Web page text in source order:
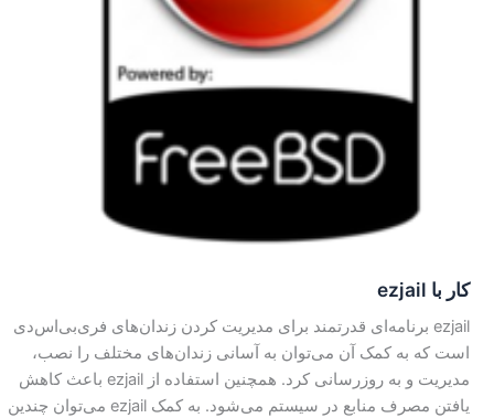
کار با ezjail
ezjail برنامه‌ای قدرتمند برای مدیریت کردن زندان‌های فری‌بی‌اس‌دی
است که به کمک آن می‌توان به آسانی زندان‌های مختلف را نصب،
مدیریت و به روزرسانی کرد. همچنین استفاده از ezjail باعث کاهش
یافتن مصرف منابع در سیستم می‌شود. به کمک ezjail می‌توان چندین